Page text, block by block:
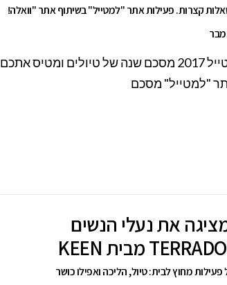
קצרות. פעילות אתר "למטייל" בשיתוף אתר "וואלה!
המצעד השנתי של למטייל 2017 מסכם שנה של טיולים ומטיס אתכם
"למטייל" מסכם
את נעלי הנשים
מחוץ לבית: טיול, הליכה ואפילו כושר